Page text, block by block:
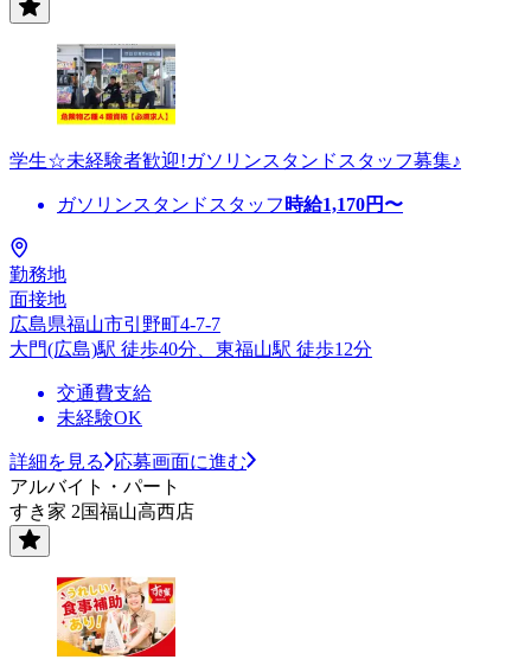
学生☆未経験者歓迎!ガソリンスタンドスタッフ募集♪
ガソリンスタンドスタッフ 時給1,170円〜
勤務地
面接地
広島県福山市引野町4-7-7
大門(広島)駅 徒歩40分、東福山駅 徒歩12分
交通費支給
未経験OK
詳細を見る
応募画面に進む
アルバイト・パート
すき家 2国福山高西店